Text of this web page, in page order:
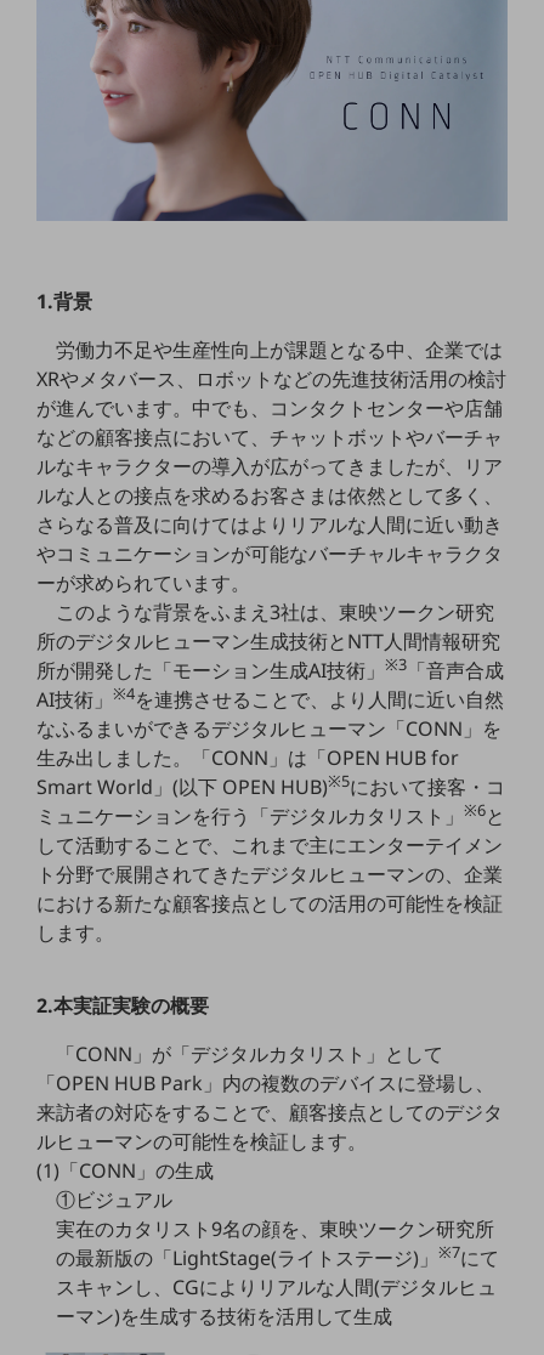
データ利活用
業務支援・マーケティング
課題・ニーズで探す
課題・ニーズで探すTOP
マーケティング
業務効率化
災害対策
職場環境整備
地域共創・地方創生
セキュリティ対策
遠隔監視
顧客体験（CX）改善
自動化・省電化
人材不足解消
業種・業態で探す
業種・業態で探すTOP
自治体
一次産業
医療・介護
製造・建設業
小売業
キーワードで探す
モバイルTOP
法人向けスマホ・携帯に関する、
おすすめの機種、料金やサービスをご紹介
製品TOP
1.背景
労働力不足や生産性向上が課題となる中、企業では
XRやメタバース、ロボットなどの先進技術活用の検討
が進んでいます。中でも、コンタクトセンターや店舗
などの顧客接点において、チャットボットやバーチャ
ルなキャラクターの導入が広がってきましたが、リア
ルな人との接点を求めるお客さまは依然として多く、
さらなる普及に向けてはよりリアルな人間に近い動き
やコミュニケーションが可能なバーチャルキャラクタ
ーが求められています。
このような背景をふまえ3社は、東映ツークン研究
所のデジタルヒューマン生成技術とNTT人間情報研究
所が開発した「モーション生成AI技術」※3 「音声合成
AI技術」※4を連携させることで、より人間に近い自然
なふるまいができるデジタルヒューマン「CONN」を
生み出しました。「CONN」は「OPEN HUB for
Smart World」(以下 OPEN HUB)※5において接客・コ
ミュニケーションを行う「デジタルカタリスト」※6と
して活動することで、これまで主にエンターテイメン
ト分野で展開されてきたデジタルヒューマンの、企業
における新たな顧客接点としての活用の可能性を検証
します。
2.本実証実験の概要
「CONN」が「デジタルカタリスト」として
「OPEN HUB Park」内の複数のデバイスに登場し、
来訪者の対応をすることで、顧客接点としてのデジタ
ルヒューマンの可能性を検証します。
(1)「CONN」の生成
①ビジュアル
実在のカタリスト9名の顔を、東映ツークン研究所
の最新版の「LightStage(ライトステージ)」※7にて
スキャンし、CGによりリアルな人間(デジタルヒュ
ーマン)を生成する技術を活用して生成